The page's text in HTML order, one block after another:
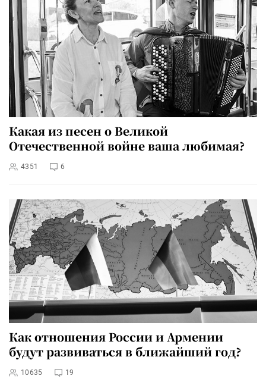
Какая из песен о Великой
Отечественной войне ваша любимая?
4351 6
Как отношения России и Армении
будут развиваться в ближайший год?
10635 19